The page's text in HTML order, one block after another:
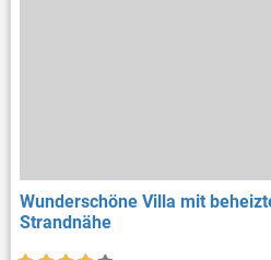
Wunderschöne Villa mit
Strandnähe